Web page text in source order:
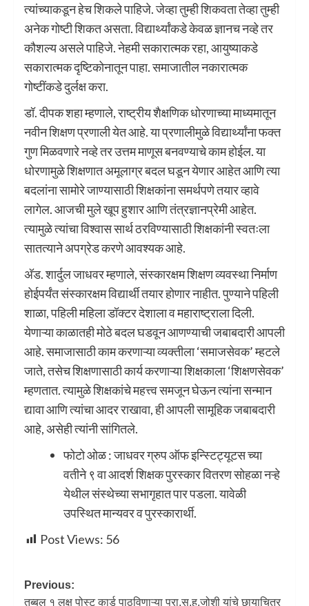
त्यांच्याकडून हेच शिकले पाहिजे. जेव्हा तुम्ही शिकवता तेव्हा तुम्ही
अनेक गोष्टी शिकत असता. विद्यार्थ्यांकडे केवळ ज्ञानच नव्हे तर
कौशल्य असले पाहिजे. नेहमी सकारात्मक रहा, आयुष्याकडे
सकारात्मक दृष्टिकोनातून पाहा. समाजातील नकारात्मक
गोष्टींकडे दुर्लक्ष करा.
डॉ. दीपक शहा म्हणाले, राष्ट्रीय शैक्षणिक धोरणाच्या माध्यमातून
नवीन शिक्षण प्रणाली येत आहे. या प्रणालीमुळे विद्यार्थ्यांना फक्त
गुण मिळवणारे नव्हे तर उत्तम माणूस बनवण्याचे काम होईल. या
धोरणामुळे शिक्षणात अमूलाग्र बदल घडून येणार आहेत आणि त्या
बदलांना सामोरे जाण्यासाठी शिक्षकांना समर्थपणे तयार व्हावे
लागेल. आजची मुले खूप हुशार आणि तंत्रज्ञानप्रेमी आहेत.
त्यामुळे त्यांचा विश्वास सार्थ ठरविण्यासाठी शिक्षकांनी स्वतःला
सातत्याने अपग्रेड करणे आवश्यक आहे.
अ‍ॅड. शार्दुल जाधवर म्हणाले, संस्कारक्षम शिक्षण व्यवस्था निर्माण
होईपर्यंत संस्कारक्षम विद्यार्थी तयार होणार नाहीत. पुण्याने पहिली
शाळा, पहिली महिला डॉक्टर देशाला व महाराष्ट्राला दिली.
येणाऱ्या काळातही मोठे बदल घडवून आणण्याची जबाबदारी आपली
आहे. समाजासाठी काम करणाऱ्या व्यक्तीला ‘समाजसेवक’ म्हटले
जाते, तसेच शिक्षणासाठी कार्य करणाऱ्या शिक्षकाला ‘शिक्षणसेवक’
म्हणतात. त्यामुळे शिक्षकांचे महत्त्व समजून घेऊन त्यांना सन्मान
द्यावा आणि त्यांचा आदर राखावा, ही आपली सामूहिक जबाबदारी
आहे, असेही त्यांनी सांगितले.
फोटो ओळ : जाधवर ग्रुप ऑफ इन्स्टिट्यूटस च्या
वतीने ९ वा आदर्श शिक्षक पुरस्कार वितरण सोहळा नऱ्हे
येथील संस्थेच्या सभागृहात पार पडला. यावेळी
उपस्थित मान्यवर व पुरस्कारार्थी.
Post Views: 56
Previous:
तब्बल १ लक्ष पोस्ट कार्ड पाठविणाऱ्या प्रा.सु.ह.जोशी यांचे छायाचित्र